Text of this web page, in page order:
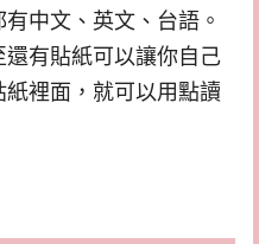
中文、英文、台語。
有貼紙可以讓你自己
裡面，就可以用點讀